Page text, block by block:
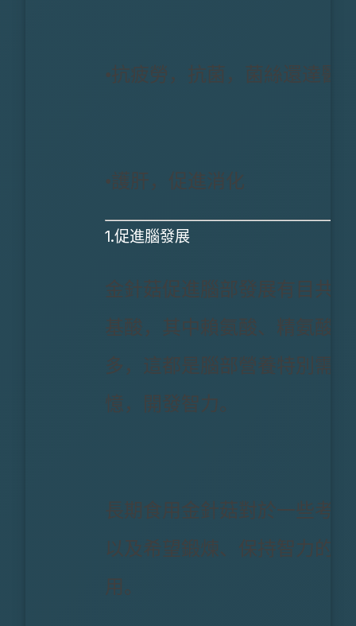
•抗疲勞，抗菌，菌絲還達醫
•護肝，促進消化
1.促進腦發展
金針菇促進腦部發展有目共
基酸，其中賴氨酸、精氨酸
多，這都是腦部營養特別需
憶，開發智力。
長期食用金針菇對於一些考
以及希望鍛煉、保持智力的
用。